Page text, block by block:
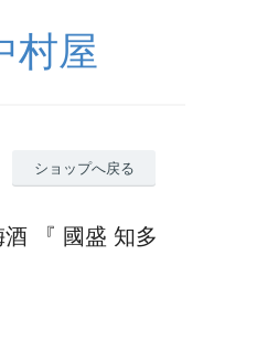
村屋
ショップへ戻る
『 國盛 知多